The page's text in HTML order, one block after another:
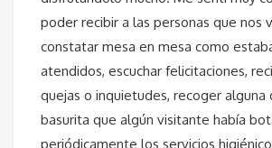
poder recibir a las personas que nos
constatar mesa en mesa como
atendidos, escuchar felicitaciones,
quejas o inquietudes, recoger alguna
basurita que algún visitante había
periódicamente los servicios